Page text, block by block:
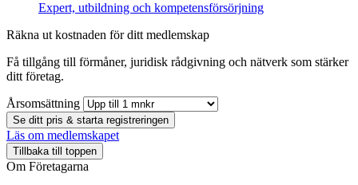
Expert, utbildning och kompetensförsörjning
Räkna ut kostnaden för ditt medlemskap
Få tillgång till förmåner, juridisk rådgivning och nätverk som stärker
ditt företag.
Årsomsättning
Se ditt pris & starta registreringen
Läs om medlemskapet
Tillbaka till toppen
Om Företagarna